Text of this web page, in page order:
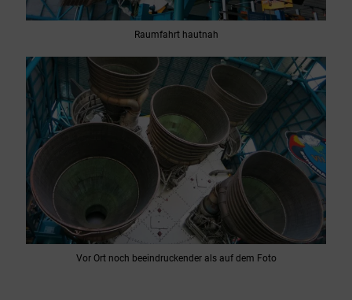
Raumfahrt hautnah
Vor Ort noch beeindruckender als auf dem Foto